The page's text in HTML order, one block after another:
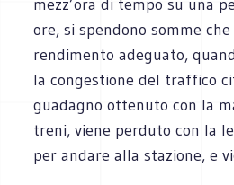
mezz’ora di tempo su una
ore, si spendono somme
rendimento adeguato,
la congestione del traffico
guadagno ottenuto con la
treni, viene perduto con la
per andare alla stazione, e